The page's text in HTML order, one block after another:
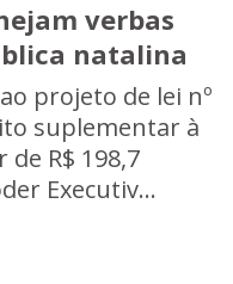
verbas
natalina
projeto de lei nº
suplementar à
R$ 198,7
Executiv...